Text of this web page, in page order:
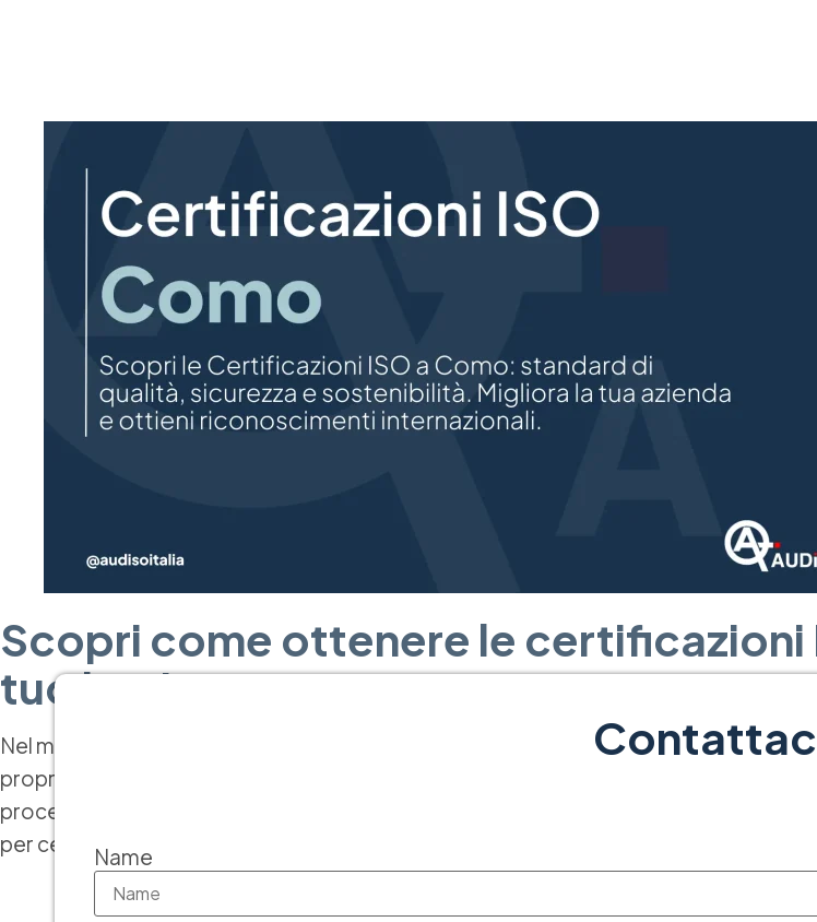
Scopri come ottenere le certificazioni
tuo business
Nel mondo competitivo di oggi, le certificazioni ISO rappresentano un valore
propria reputazione. A Como, ottenere queste certificazioni può sembrare
processo diventa accessibile. In questo articolo, esploreremo i principali vantaggi
per certificare la tua azienda e aumentare la fiducia dei clienti.
Name